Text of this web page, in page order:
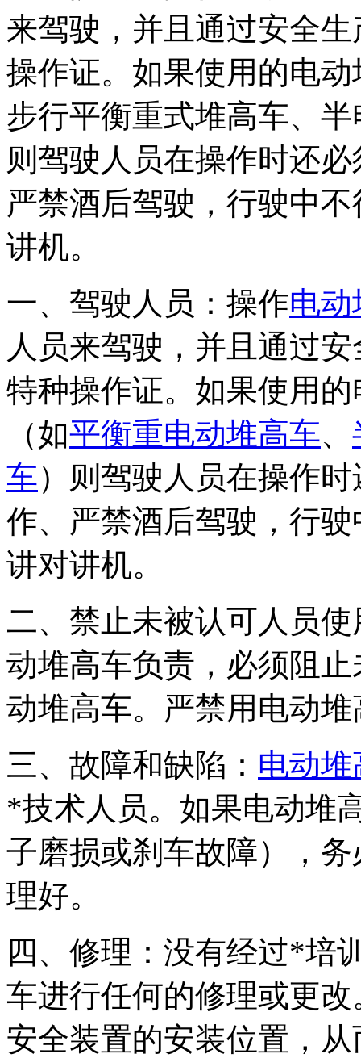
来驾驶，并且通过安全
操作证。如果使用的电
步行平衡重式堆高车、
则驾驶人员在操作时还
严禁酒后驾驶，行驶中
讲机。
一、驾驶人员：操作电动
人员来驾驶，并且通过
特种操作证。如果使用
（如平衡重电动堆高车、
车）则驾驶人员在操作
作、严禁酒后驾驶，行
讲对讲机。
二、禁止未被认可人员
动堆高车负责，必须阻
动堆高车。严禁用电动
三、故障和缺陷： 电动堆
*技术人员。如果电动堆
子磨损或刹车故障），
理好。
四、修理：没有经过*培
车进行任何的修理或更
安全装置的安装位置，